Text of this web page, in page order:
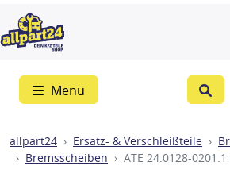
Menü
allpart24 Ersatz- & Verschleißteile
Bremsscheiben
ATE 24.0128-